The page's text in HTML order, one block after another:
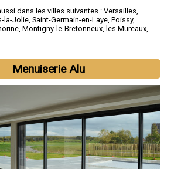
dans les villes suivantes : Versailles,
la-Jolie, Saint-Germain-en-Laye, Poissy,
, Montigny-le-Bretonneux, les Mureaux,
Menuiserie Alu